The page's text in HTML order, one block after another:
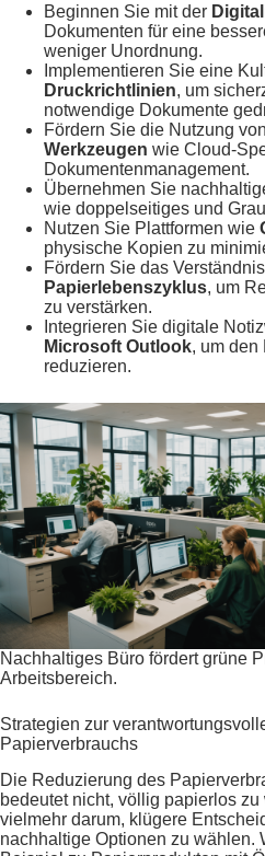
Beginnen Sie mit der
Dokumenten für eine
weniger Unordnung.
Implementieren Sie eine
Druckrichtlinien, um
notwendige Dokumente
Fördern Sie die Nutzung von
Werkzeugen wie Cloud-
Dokumentenmanagement.
Übernehmen Sie
wie doppelseitiges und
Nutzen Sie Plattformen wie
physische Kopien zu
Fördern Sie das
Papierlebenszyklus, um
zu verstärken.
Integrieren Sie digitale
Microsoft Outlook, um den
reduzieren.
Nachhaltiges Büro fördert grüne
Arbeitsbereich.
Strategien zur
Papierverbrauchs
Die Reduzierung des
bedeutet nicht, völlig papierlos
vielmehr darum, klügere
nachhaltige Optionen zu wählen.